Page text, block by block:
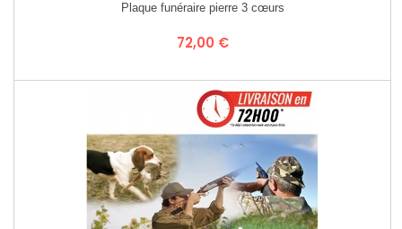
Plaque funéraire pierre 3 cœurs
Prix
72,00 €